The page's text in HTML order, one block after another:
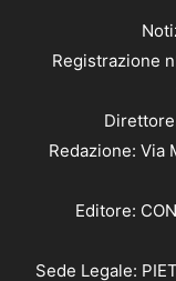
Registrazione
Redazione: Via
Editore:
Sede Legale: